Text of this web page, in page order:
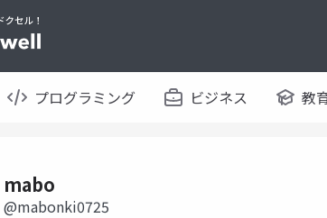
プログラミング ビジネス 教
mabo
@mabonki0725